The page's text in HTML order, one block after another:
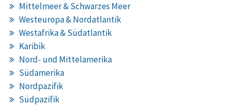
Mittelmeer & Schwarzes Meer
Westeuropa & Nordatlantik
Westafrika & Südatlantik
Karibik
Nord- und Mittelamerika
Südamerika
Nordpazifik
Südpazifik